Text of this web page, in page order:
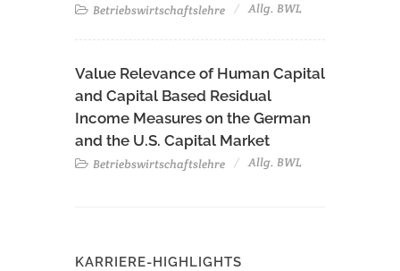
Betriebswirtschaftslehre Allg. BWL
Value Relevance of Human Capital
and Capital Based Residual
Income Measures on the German
and the U.S. Capital Market
Betriebswirtschaftslehre Allg. BWL
KARRIERE-HIGHLIGHTS